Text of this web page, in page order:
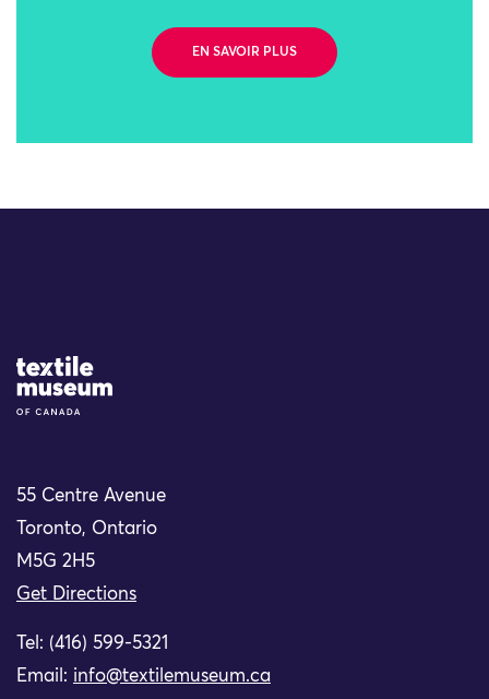
EN SAVOIR PLUS
Site Logo
55 Centre Avenue
Toronto, Ontario
M5G 2H5
Get Directions
Tel: (416) 599-5321
Email: info@textilemuseum.ca